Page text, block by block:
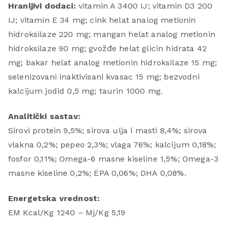
Hranljivi dodaci: vitamin A 3400 IJ; vitamin D3 200
IJ; vitamin E 34 mg; cink helat analog metionin
hidroksilaze 220 mg; mangan helat analog metionin
hidroksilaze 90 mg; gvožđe helat glicin hidrata 42
mg; bakar helat analog metionin hidroksilaze 15 mg;
selenizovani inaktivisani kvasac 15 mg; bezvodni
kalcijum jodid 0,5 mg; taurin 1000 mg.
Analitički sastav:
Sirovi protein 9,5%; sirova ulja i masti 8,4%; sirova
vlakna 0,2%; pepeo 2,3%; vlaga 76%; kalcijum 0,18%;
fosfor 0,11%; Omega-6 masne kiseline 1,5%; Omega-3
masne kiseline 0,2%; EPA 0,06%; DHA 0,08%.
Energetska vrednost:
EM Kcal/Kg 1240 – Mj/Kg 5,19